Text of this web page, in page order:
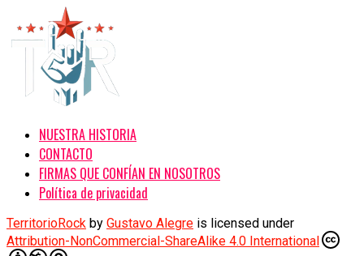
NUESTRA HISTORIA
CONTACTO
FIRMAS QUE CONFÍAN EN NOSOTROS
Política de privacidad
TerritorioRock by Gustavo Alegre is licensed under
Attribution-NonCommercial-ShareAlike 4.0 International